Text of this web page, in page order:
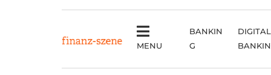
MENU
BANKIN
G
DIGITAL